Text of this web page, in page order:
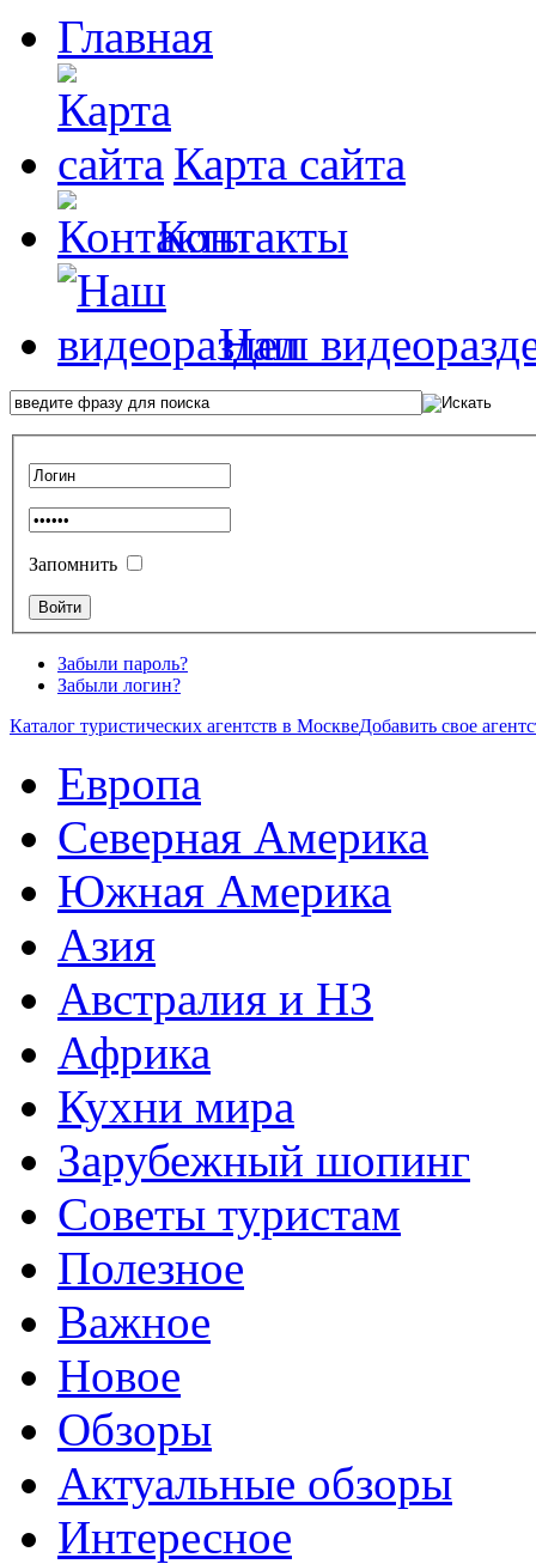
Главная
Карта сайта
Контакты
Наш
Запомнить
Забыли пароль?
Забыли логин?
Каталог туристических агентств в МосквеДобавить свое
Европа
Северная Америка
Южная Америка
Азия
Австралия и НЗ
Африка
Кухни мира
Зарубежный шопинг
Советы туристам
Полезное
Важное
Новое
Обзоры
Актуальные обзоры
Интересное